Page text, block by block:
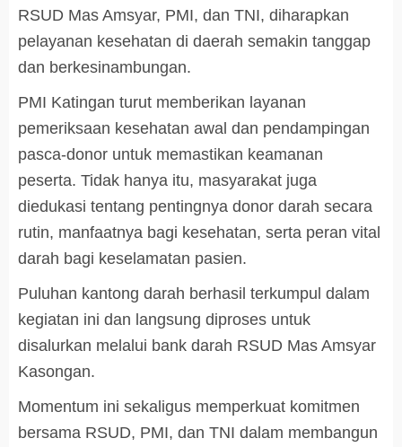
RSUD Mas Amsyar, PMI, dan TNI, diharapkan
pelayanan kesehatan di daerah semakin tanggap
dan berkesinambungan.
PMI Katingan turut memberikan layanan
pemeriksaan kesehatan awal dan pendampingan
pasca-donor untuk memastikan keamanan
peserta. Tidak hanya itu, masyarakat juga
diedukasi tentang pentingnya donor darah secara
rutin, manfaatnya bagi kesehatan, serta peran vital
darah bagi keselamatan pasien.
Puluhan kantong darah berhasil terkumpul dalam
kegiatan ini dan langsung diproses untuk
disalurkan melalui bank darah RSUD Mas Amsyar
Kasongan.
Momentum ini sekaligus memperkuat komitmen
bersama RSUD, PMI, dan TNI dalam membangun